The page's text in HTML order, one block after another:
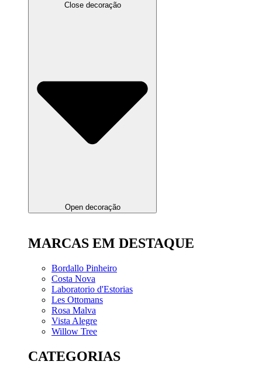
Close decoração
Open decoração
MARCAS EM DESTAQUE
Bordallo Pinheiro
Costa Nova
Laboratorio d'Estorias
Les Ottomans
Rosa Malva
Vista Alegre
Willow Tree
CATEGORIAS